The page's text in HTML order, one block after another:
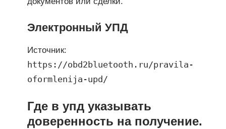
Электронный УПД
Источник:
https://obd2bluetooth.ru/pravila-
oformlenija-upd/
Где в упд указывать
доверенность на получение.